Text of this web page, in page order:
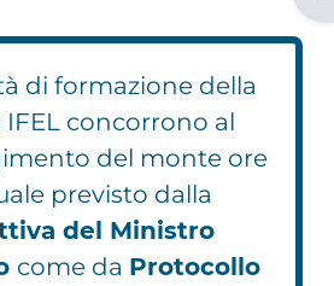
di formazione della
IFEL concorrono al
del monte ore
previsto dalla
del Ministro
come da Protocollo